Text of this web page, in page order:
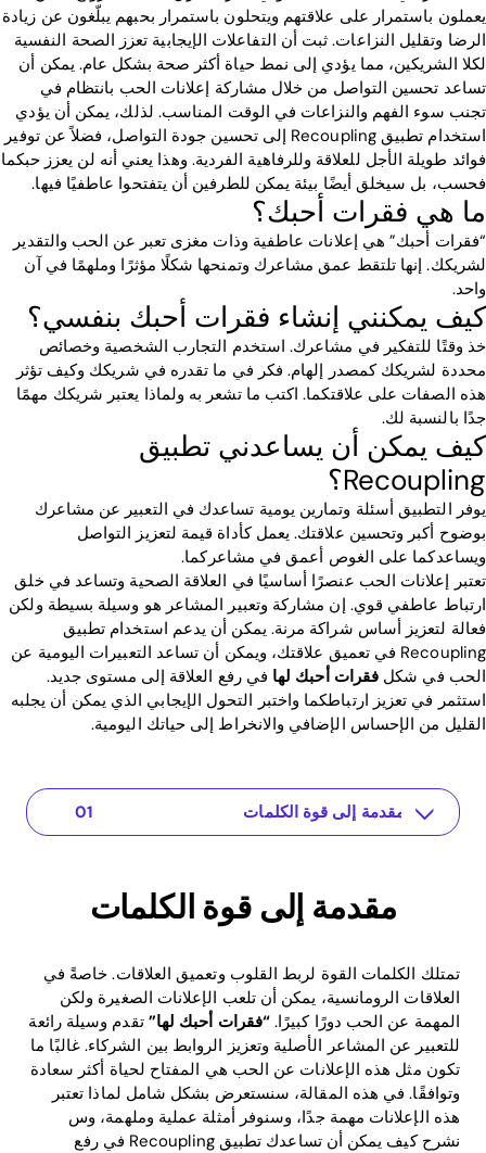
يعملون باستمرار على علاقتهم ويتحلون باستمرار بحبهم يبلّغون عن زيادة
الرضا وتقليل النزاعات. ثبت أن التفاعلات الإيجابية تعزز الصحة النفسية
لكلا الشريكين، مما يؤدي إلى نمط حياة أكثر صحة بشكل عام. يمكن أن
تساعد تحسين التواصل من خلال مشاركة إعلانات الحب بانتظام في
تجنب سوء الفهم والنزاعات في الوقت المناسب. لذلك، يمكن أن يؤدي
استخدام تطبيق Recoupling إلى تحسين جودة التواصل، فضلاً عن توفير
فوائد طويلة الأجل للعلاقة وللرفاهية الفردية. وهذا يعني أنه لن يعزز حبكما
فحسب، بل سيخلق أيضًا بيئة يمكن للطرفين أن يتفتحوا عاطفيًا فيها.
ما هي فقرات أحبك؟
“فقرات أحبك” هي إعلانات عاطفية وذات مغزى تعبر عن الحب والتقدير
لشريكك. إنها تلتقط عمق مشاعرك وتمنحها شكلًا مؤثرًا وملهمًا في آن
واحد.
كيف يمكنني إنشاء فقرات أحبك بنفسي؟
خذ وقتًا للتفكير في مشاعرك. استخدم التجارب الشخصية وخصائص
محددة لشريكك كمصدر إلهام. فكر في ما تقدره في شريكك وكيف تؤثر
هذه الصفات على علاقتكما. اكتب ما تشعر به ولماذا يعتبر شريكك مهمًا
جدًا بالنسبة لك.
كيف يمكن أن يساعدني تطبيق
Recoupling؟
يوفر التطبيق أسئلة وتمارين يومية تساعدك في التعبير عن مشاعرك
بوضوح أكبر وتحسين علاقتك. يعمل كأداة قيمة لتعزيز التواصل
ويساعدكما على الغوص أعمق في مشاعركما.
تعتبر إعلانات الحب عنصرًا أساسيًا في العلاقة الصحية وتساعد في خلق
ارتباط عاطفي قوي. إن مشاركة وتعبير المشاعر هو وسيلة بسيطة ولكن
فعالة لتعزيز أساس شراكة مرنة. يمكن أن يدعم استخدام تطبيق
Recoupling في تعميق علاقتك، ويمكن أن تساعد التعبيرات اليومية عن
الحب في شكل فقرات أحبك لها في رفع العلاقة إلى مستوى جديد.
استثمر في تعزيز ارتباطكما واختبر التحول الإيجابي الذي يمكن أن يجلبه
القليل من الإحساس الإضافي والانخراط إلى حياتك اليومية.
مقدمة إلى قوة الكلمات
مقدمة إلى قوة الكلمات
تمتلك الكلمات القوة لربط القلوب وتعميق العلاقات. خاصةً في
العلاقات الرومانسية، يمكن أن تلعب الإعلانات الصغيرة ولكن
المهمة عن الحب دورًا كبيرًا.“فقرات أحبك لها” تقدم وسيلة رائعة
للتعبير عن المشاعر الأصلية وتعزيز الروابط بين الشركاء. غالبًا ما
تكون مثل هذه الإعلانات عن الحب هي المفتاح لحياة أكثر سعادة
وتوافقًا. في هذه المقالة، سنستعرض بشكل شامل لماذا تعتبر
هذه الإعلانات مهمة جدًا، وسنوفر أمثلة عملية وملهمة، وس
نشرح كيف يمكن أن تساعدك تطبيق Recoupling في رفع